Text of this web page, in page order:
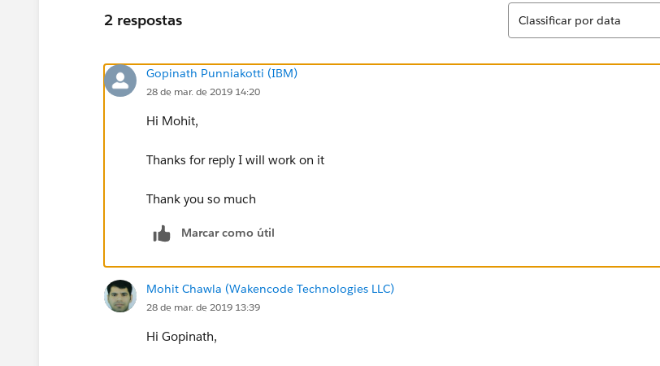
2 respostas
Classificar
Classificar por data
Gopinath Punniakotti (IBM)
28 de mar. de 2019 14:20
Hi Mohit,
Thanks for reply I will work on it
Thank you so much
Marcar como útil
Mohit Chawla (Wakencode Technologies LLC)
28 de mar. de 2019 13:39
Hi Gopinath,